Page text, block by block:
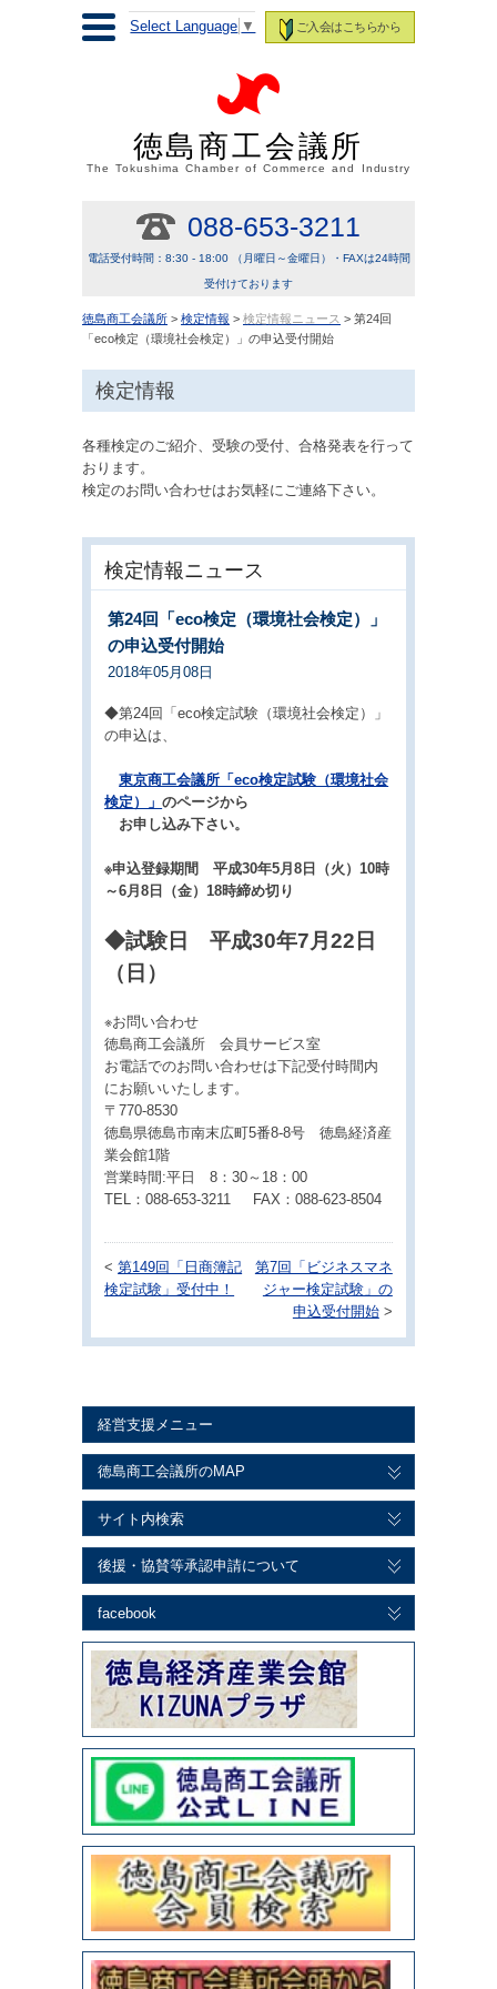
ご入会はこちらから
Select Language ▼
徳島商工会議所
The Tokushima Chamber of Commerce and Industry
088-653-3211
電話受付時間：8:30 - 18:00 （月曜日～金曜日）・FAXは24時間
受付けております
徳島商工会議所 > 検定情報 > 検定情報ニュース > 第24回
「eco検定（環境社会検定）」の申込受付開始
検定情報
各種検定のご紹介、受験の受付、合格発表を行って
おります。
検定のお問い合わせはお気軽にご連絡下さい。
検定情報ニュース
第24回「eco検定（環境社会検定）」
の申込受付開始
2018年05月08日
◆第24回「eco検定試験（環境社会検定）」
の申込は、
東京商工会議所「eco検定試験（環境社会
検定）」のページから
お申し込み下さい。
※申込登録期間 平成30年5月8日（火）10時
～6月8日（金）18時締め切り
◆試験日 平成30年7月22日
（日）
※お問い合わせ
徳島商工会議所 会員サービス室
お電話でのお問い合わせは下記受付時間内
にお願いいたします。
〒770-8530
徳島県徳島市南末広町5番8-8号 徳島経済産
業会館1階
営業時間:平日 8：30～18：00
TEL：088-653-3211 FAX：088-623-8504
<第149回「日商簿記
検定試験」受付中！
第7回「ビジネスマネ
ジャー検定試験」の
申込受付開始>
経営支援メニュー
徳島商工会議所のMAP
サイト内検索
後援・協賛等承認申請について
facebook